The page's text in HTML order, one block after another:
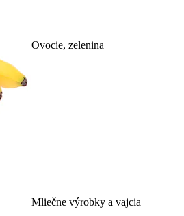
Ovocie, zelenina
Mliečne výrobky a vajcia